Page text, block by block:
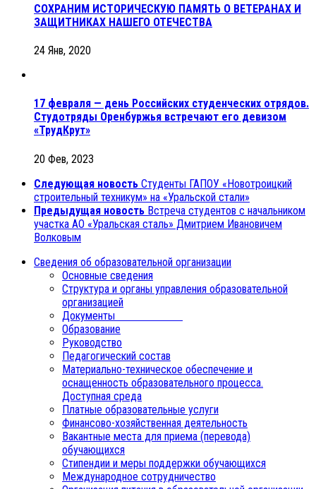
СОХРАНИМ ИСТОРИЧЕСКУЮ ПАМЯТЬ О ВЕТЕРАНАХ И
ЗАЩИТНИКАХ НАШЕГО ОТЕЧЕСТВА
24 Янв, 2020
17 февраля — день Российских студенческих отрядов.
Студотряды Оренбуржья встречают его девизом
«ТрудКрут»
20 Фев, 2023
Следующая новость Студенты ГАПОУ «Новотроицкий
строительный техникум» на «Уральской стали»
Предыдущая новость Встреча студентов с начальником
участка АО «Уральская сталь» Дмитрием Ивановичем
Волковым
Сведения об образовательной организации
Основные сведения
Структура и органы управления образовательной
организацией
Документы
Образование
Руководство
Педагогический состав
Материально-техническое обеспечение и
оснащенность образовательного процесса.
Доступная среда
Платные образовательные услуги
Финансово-хозяйственная деятельность
Вакантные места для приема (перевода)
обучающихся
Стипендии и меры поддержки обучающихся
Международное сотрудничество